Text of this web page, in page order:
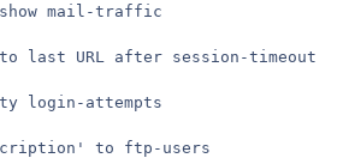
mail-traffic
last URL after session-timeout
login-attempts
to ftp-users